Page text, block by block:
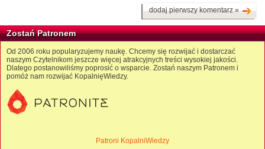
dodaj pierwszy komentarz »
Zostań Patronem
Od 2006 roku popularyzujemy naukę. Chcemy się rozwijać i dostarczać
naszym Czytelnikom jeszcze więcej atrakcyjnych treści wysokiej jakości.
Dlatego postanowiliśmy poprosić o wsparcie. Zostań naszym Patronem i
pomóż nam rozwijać KopalnięWiedzy.
Patroni KopalniWiedzy